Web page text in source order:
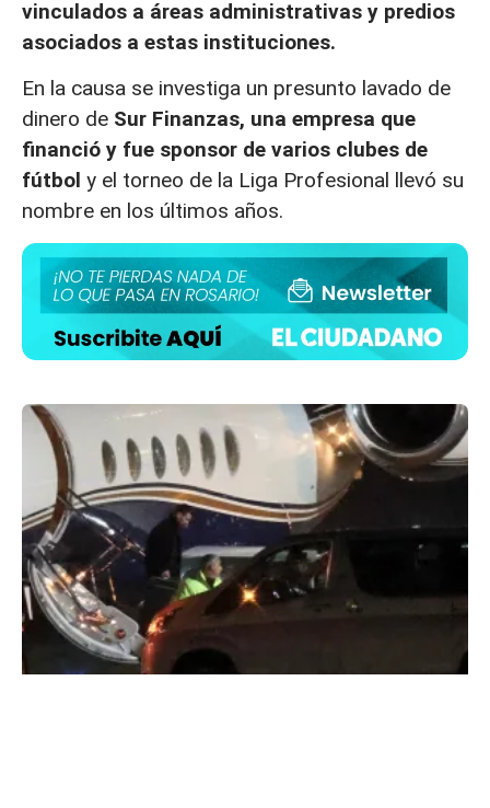
vinculados a áreas administrativas y predios
asociados a estas instituciones.
En la causa se investiga un presunto lavado de
dinero de Sur Finanzas, una empresa que
financió y fue sponsor de varios clubes de
fútbol y el torneo de la Liga Profesional llevó su
nombre en los últimos años.